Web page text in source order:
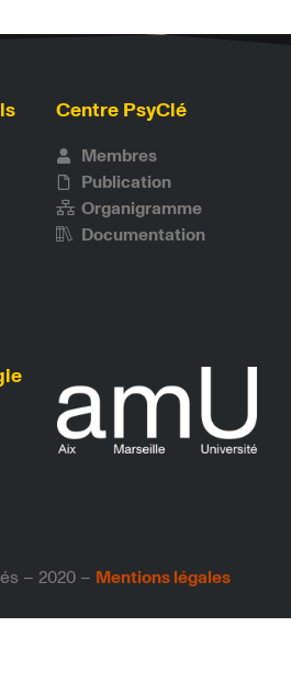
Centre PsyClé
Membres
Publication
Organigramme
Documentation
– 2020 – Mentions légales